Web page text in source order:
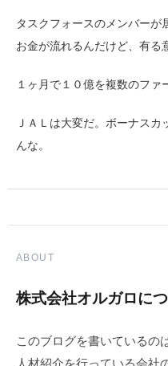
タスクフォースのメンバーが
お金が流れるんだけど、有る
１ヶ月で１０億を複数のファ
ＪＡＬは大変だ。ボーナス
んな。
ABOUT
株式会社オルガロに
このブログを書いているの
人材紹介を行っている会社